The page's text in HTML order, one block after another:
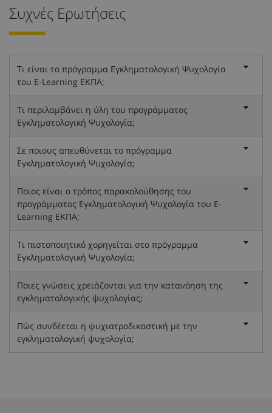
Συχνές Ερωτήσεις
Τι είναι το πρόγραμμα Εγκληματολογική Ψυχολογία
του E-Learning ΕΚΠΑ;
Τι περιλαμβάνει η ύλη του προγράμματος
Εγκληματολογική Ψυχολογία;
Σε ποιους απευθύνεται το πρόγραμμα
Εγκληματολογική Ψυχολογία;
Ποιος είναι ο τρόπος παρακολούθησης του
προγράμματος Εγκληματολογική Ψυχολογία του E-
Learning ΕΚΠΑ;
Τι πιστοποιητικό χορηγείται στο πρόγραμμα
Εγκληματολογική Ψυχολογία;
Ποιες γνώσεις χρειάζονται για την κατανόηση της
εγκληματολογικής ψυχολογίας;
Πώς συνδέεται η ψυχιατροδικαστική με την
εγκληματολογική ψυχολογία;